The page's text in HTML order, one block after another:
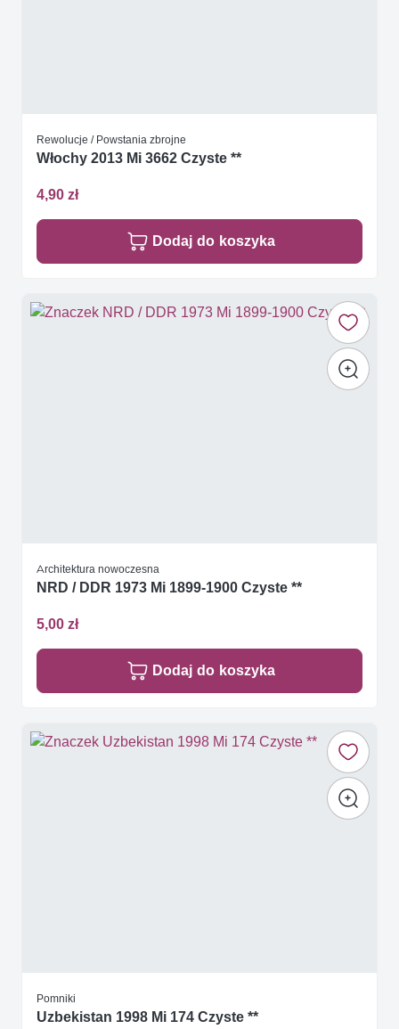
Rewolucje / Powstania zbrojne
Włochy 2013 Mi 3662 Czyste **
4,90 zł
Dodaj do koszyka
Architektura nowoczesna
NRD / DDR 1973 Mi 1899-1900 Czyste **
5,00 zł
Dodaj do koszyka
Pomniki
Uzbekistan 1998 Mi 174 Czyste **